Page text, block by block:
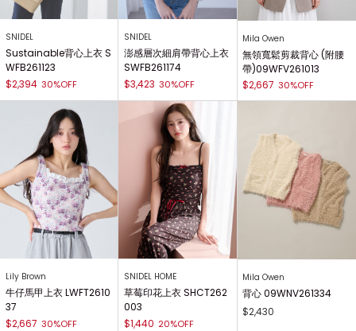
SNIDEL
Sustainable背心上衣 S
WFB261123
$2,394 30%OFF
SNIDEL
澎感層次細肩帶背心上衣
SWFB261174
$3,423 30%OFF
Mila Owen
無領寬鬆剪裁背心 (附腰
帶)09WFV261013
$2,667 30%OFF
Lily Brown
牛仔馬甲上衣 LWFT2610
37
$2,667 30%OFF
SNIDEL HOME
草莓印花上衣 SHCT262
003
$1,440 20%OFF
Mila Owen
背心 09WNV261334
$2,430